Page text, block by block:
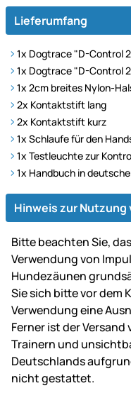
Lieferumfang
1x Dogtrace "D-Control
1x Dogtrace "D-Control
1x 2cm breites Nylon-
2x Kontaktstift lang
2x Kontaktstift kurz
1x Schlaufe für den
1x Testleuchte zur
1x Handbuch in
Hinweis zur
Bitte beachten Sie,
Verwendung von
Hundezäunen
Sie sich bitte vor dem
Verwendung eine
Ferner ist der
Trainern und
Deutschlands
nicht gestattet.